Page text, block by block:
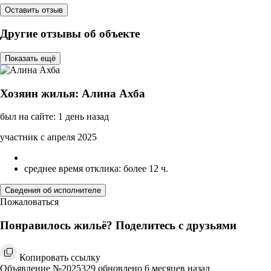
Оставить отзыв
Другие отзывы об объекте
Показать ещё
Хозяин жилья: Алина Ахба
был на сайте: 1 день назад
участник с апреля 2025
среднее время отклика: более 12 ч.
Сведения об исполнителе
Пожаловаться
Понравилось жильё? Поделитесь с друзьями
Копировать ссылку
Объявление №2025329 обновлено 6 месяцев назад